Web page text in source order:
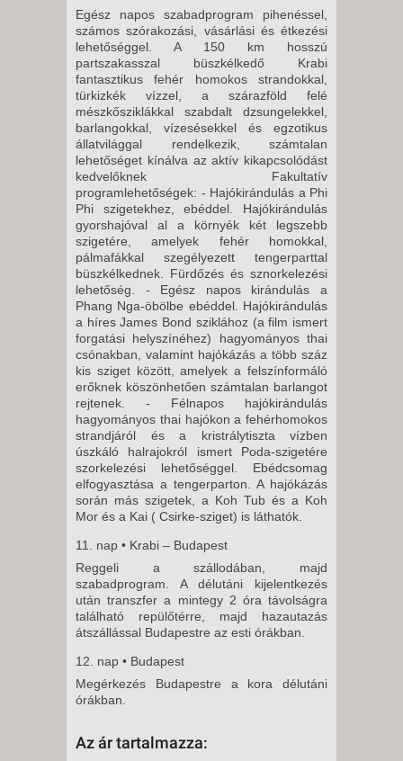
Egész napos szabadprogram pihenéssel,
számos szórakozási, vásárlási és étkezési
lehetőséggel. A 150 km hosszú
partszakasszal büszkélkedő Krabi
fantasztikus fehér homokos strandokkal,
türkizkék vízzel, a szárazföld felé
mészkősziklákkal szabdalt dzsungelekkel,
barlangokkal, vízesésekkel és egzotikus
állatvilággal rendelkezik, számtalan
lehetőséget kínálva az aktív kikapcsolódást
kedvelőknek Fakultatív
programlehetőségek: - Hajókirándulás a Phi
Phi szigetekhez, ebéddel. Hajókirándulás
gyorshajóval al a környék két legszebb
szigetére, amelyek fehér homokkal,
pálmafákkal szegélyezett tengerparttal
büszkélkednek. Fürdőzés és sznorkelezési
lehetőség. - Egész napos kirándulás a
Phang Nga-öbölbe ebéddel. Hajókirándulás
a híres James Bond sziklához (a film ismert
forgatási helyszínéhez) hagyományos thai
csónakban, valamint hajókázás a több száz
kis sziget között, amelyek a felszínformáló
erőknek köszönhetően számtalan barlangot
rejtenek. - Félnapos hajókirándulás
hagyományos thai hajókon a fehérhomokos
strandjáról és a kristrálytiszta vízben
úszkáló halrajokról ismert Poda-szigetére
szorkelezési lehetőséggel. Ebédcsomag
elfogyasztása a tengerparton. A hajókázás
során más szigetek, a Koh Tub és a Koh
Mor és a Kai ( Csirke-sziget) is láthatók.
11. nap • Krabi – Budapest
Reggeli a szállodában, majd
szabadprogram. A délutáni kijelentkezés
után transzfer a mintegy 2 óra távolságra
található repülőtérre, majd hazautazás
átszállással Budapestre az esti órákban.
12. nap • Budapest
Megérkezés Budapestre a kora délutáni
órákban.
Az ár tartalmazza: